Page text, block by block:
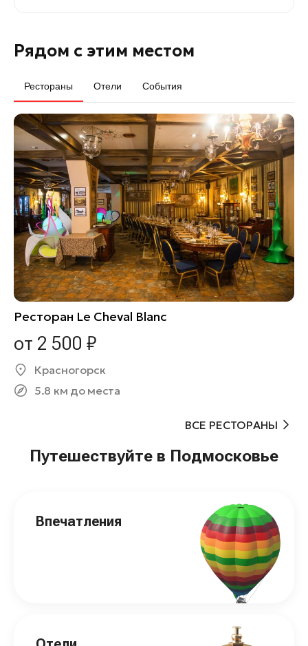
Рядом с этим местом
Рестораны Отели События
Ресторан Le Cheval Blanc
от 2 500 ₽
Красногорск
5.8 км до места
ВСЕ РЕСТОРАНЫ
Путешествуйте в Подмосковье
Впечатления